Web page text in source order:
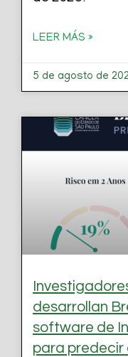
LEER MÁS »
5 de agosto de
desarrollan
software de
para predecir